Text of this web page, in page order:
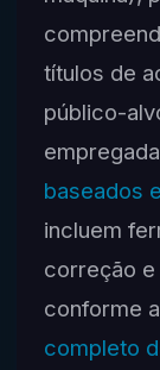
títulos de
público-
baseados
incluem
correção
conforme
completo